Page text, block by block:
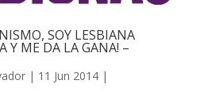
SOY LESBIANA
Y ME DA LA GANA! –
| 11 Jun 2014|